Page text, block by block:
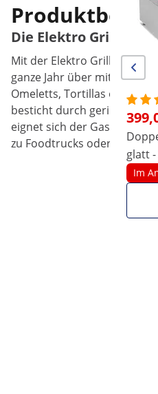
glatt -
Im
Die Elektro
Mit der Elektro Grillplatte
ganze Jahr über mit
Omeletts, Tortillas oder
besticht durch geringe
eignet sich der
zu Foodtrucks oder